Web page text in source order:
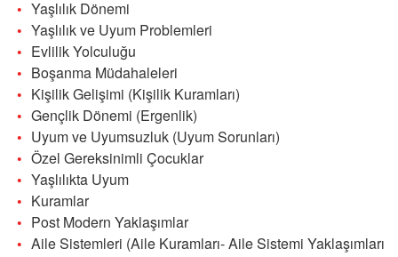
Yaşlılık Dönemi
Yaşlılık ve Uyum Problemleri
Evlilik Yolculuğu
Boşanma Müdahaleleri
Kişilik Gelişimi (Kişilik Kuramları)
Gençlik Dönemi (Ergenlik)
Uyum ve Uyumsuzluk (Uyum Sorunları)
Özel Gereksinimli Çocuklar
Yaşlılıkta Uyum
Kuramlar
Post Modern Yaklaşımlar
Aile Sistemleri (Aile Kuramları- Aile Sistemi Yaklaşımları